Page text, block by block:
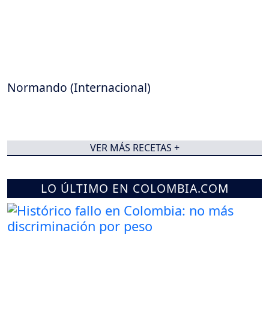
Normando (Internacional)
VER MÁS RECETAS +
LO ÚLTIMO EN COLOMBIA.COM